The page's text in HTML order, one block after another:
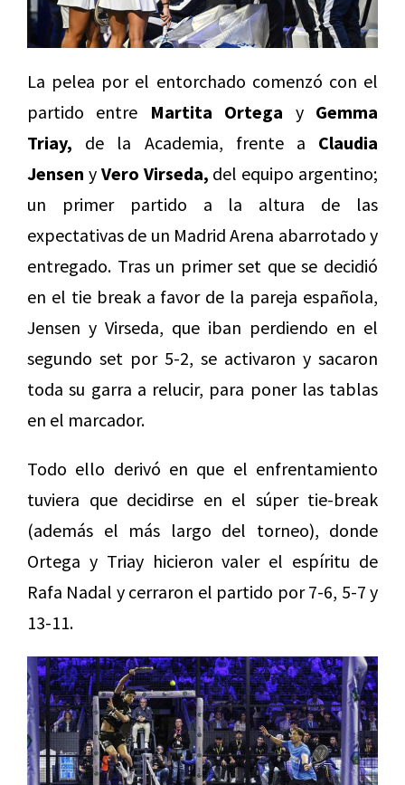
La pelea por el entorchado comenzó con el
partido entre Martita Ortega y Gemma
Triay, de la Academia, frente a Claudia
Jensen y Vero Virseda, del equipo argentino;
un primer partido a la altura de las
expectativas de un Madrid Arena abarrotado y
entregado. Tras un primer set que se decidió
en el tie break a favor de la pareja española,
Jensen y Virseda, que iban perdiendo en el
segundo set por 5-2, se activaron y sacaron
toda su garra a relucir, para poner las tablas
en el marcador.
Todo ello derivó en que el enfrentamiento
tuviera que decidirse en el súper tie-break
(además el más largo del torneo), donde
Ortega y Triay hicieron valer el espíritu de
Rafa Nadal y cerraron el partido por 7-6, 5-7 y
13-11.